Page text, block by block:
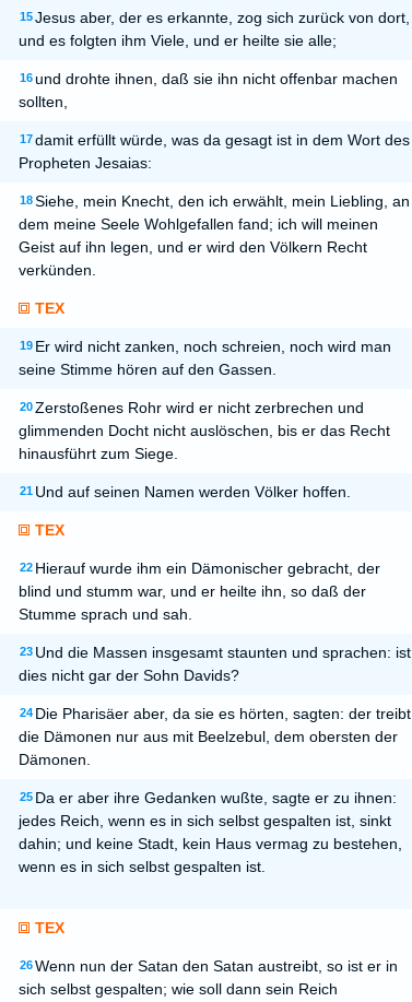
15 Jesus aber, der es erkannte, zog sich zurück von dort,
und es folgten ihm Viele, und er heilte sie alle;
16 und drohte ihnen, daß sie ihn nicht offenbar machen
sollten,
17 damit erfüllt würde, was da gesagt ist in dem Wort des
Propheten Jesaias:
18 Siehe, mein Knecht, den ich erwählt, mein Liebling, an
dem meine Seele Wohlgefallen fand; ich will meinen
Geist auf ihn legen, und er wird den Völkern Recht
verkünden.
TEX
19 Er wird nicht zanken, noch schreien, noch wird man
seine Stimme hören auf den Gassen.
20 Zerstoßenes Rohr wird er nicht zerbrechen und
glimmenden Docht nicht auslöschen, bis er das Recht
hinausführt zum Siege.
21 Und auf seinen Namen werden Völker hoffen.
TEX
22 Hierauf wurde ihm ein Dämonischer gebracht, der
blind und stumm war, und er heilte ihn, so daß der
Stumme sprach und sah.
23 Und die Massen insgesamt staunten und sprachen: ist
dies nicht gar der Sohn Davids?
24 Die Pharisäer aber, da sie es hörten, sagten: der treibt
die Dämonen nur aus mit Beelzebul, dem obersten der
Dämonen.
25 Da er aber ihre Gedanken wußte, sagte er zu ihnen:
jedes Reich, wenn es in sich selbst gespalten ist, sinkt
dahin; und keine Stadt, kein Haus vermag zu bestehen,
wenn es in sich selbst gespalten ist.
TEX
26 Wenn nun der Satan den Satan austreibt, so ist er in
sich selbst gespalten; wie soll dann sein Reich